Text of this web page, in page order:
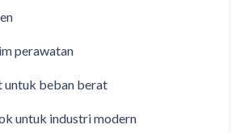
perawatan
untuk beban berat
untuk industri modern